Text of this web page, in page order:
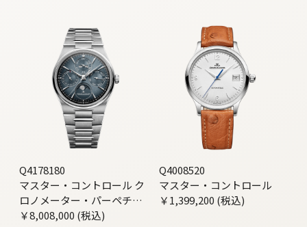
Q4178180
マスター・コントロール ク
ロノメーター・パーペチュ
アルカレンダー
￥8,008,000 (税込)
Q4008520
マスター・コントロール
￥1,399,200 (税込)